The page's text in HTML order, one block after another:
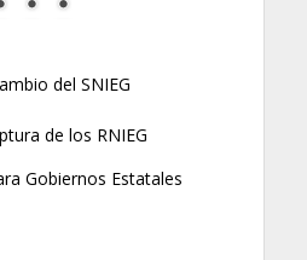
del SNIEG
de los RNIEG
Gobiernos Estatales